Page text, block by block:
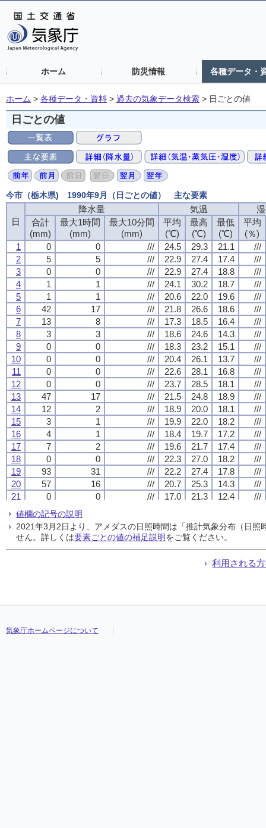
ホーム 防災情報 各種データ・
ホーム > 各種データ・資料 > 過去の気象データ検索 > 日ごとの値
日ごとの値
今市（栃木県) 1990年9月（日ごとの値） 主な要素
日
降水量 気温
合計
(mm)
最大1時間
(mm)
最大10分間
(mm)
平均
(℃)
最高
(℃)
最低
(℃)
平均
(％)
1
0 0 /// 24.5 29.3 21.1
///
2
5 5 /// 22.9 27.4 17.4
///
3
0 0 /// 22.9 27.4 18.8
///
4
1 1 /// 24.1 30.2 18.7
///
5
1 1 /// 20.6 22.0 19.6
///
6
42 17 /// 21.8 26.6 18.6
///
7
13 8 /// 17.3 18.5 16.4
///
8
3 3 /// 18.6 24.6 14.3
///
9
0 0 /// 18.3 23.2 15.1
///
10
0 0 /// 20.4 26.1 13.7
///
11
0 0 /// 22.6 28.1 16.8
///
12
0 0 /// 23.7 28.5 18.1
///
13
47 17 /// 21.5 24.8 18.9
///
14
12 2 /// 18.9 20.0 18.1
///
15
3 1 /// 19.9 22.0 18.2
///
16
4 1 /// 18.4 19.7 17.2
///
17
7 2 /// 19.6 21.7 17.4
///
18
0 0 /// 22.3 27.0 18.2
///
19
93 31 /// 22.2 27.4 17.8
///
20
57 16 /// 20.7 25.3 14.3
///
21
0 0 /// 17.0 21.3 12.4
///
22
0
23
0 0 /// 18.1 24.2 12.0
///
24
0 0 /// 19.8 25.1 13.8
///
13.5
///
30
118 13 /// 16.0 16.6 15.5 ///
日
降水量 気温
合計
(mm)
最大1時間
(mm)
最大10分間
(mm)
平均
(℃)
最高
(℃)
最低
(℃)
平均
(％)
1
0 0 /// 24.5 29.3 21.1
///
2
5 5 /// 22.9 27.4 17.4
///
3
0 0 /// 22.9 27.4 18.8
///
4
1 1 /// 24.1 30.2 18.7
///
5
1 1 /// 20.6 22.0 19.6
///
6
42 17 /// 21.8 26.6 18.6
///
7
13 8 /// 17.3 18.5 16.4
///
8
3 3 /// 18.6 24.6 14.3
///
9
0 0 /// 18.3 23.2 15.1
///
10
0 0 /// 20.4 26.1 13.7
///
11
0 0 /// 22.6 28.1 16.8
///
12
0 0 /// 23.7 28.5 18.1
///
13
47 17 /// 21.5 24.8 18.9
///
14
12 2 /// 18.9 20.0 18.1
///
15
3 1 /// 19.9 22.0 18.2
///
16
4 1 /// 18.4 19.7 17.2
///
17
7 2 /// 19.6 21.7 17.4
///
18
0 0 /// 22.3 27.0 18.2
///
19
93 31 /// 22.2 27.4 17.8
///
20
57 16 /// 20.7 25.3 14.3
///
21
0 0 /// 17.0 21.3 12.4
///
22
0
23
0 0 /// 18.1 24.2 12.0
///
24
0 0 /// 19.8 25.1 13.8
///
13.5
///
30
118 13 /// 16.0 16.6 15.5 ///
日
降水量 気温
合計
(mm)
最大1時間
(mm)
最大10分間
(mm)
平均
(℃)
最高
(℃)
最低
(℃)
平均
(％)
1
0 0 /// 24.5 29.3 21.1
///
2
5 5 /// 22.9 27.4 17.4
///
3
0 0 /// 22.9 27.4 18.8
///
4
1 1 /// 24.1 30.2 18.7
///
5
1 1 /// 20.6 22.0 19.6
///
6
42 17 /// 21.8 26.6 18.6
///
7
13 8 /// 17.3 18.5 16.4
///
8
3 3 /// 18.6 24.6 14.3
///
9
0 0 /// 18.3 23.2 15.1
///
10
0 0 /// 20.4 26.1 13.7
///
11
0 0 /// 22.6 28.1 16.8
///
12
0 0 /// 23.7 28.5 18.1
///
13
47 17 /// 21.5 24.8 18.9
///
14
12 2 /// 18.9 20.0 18.1
///
15
3 1 /// 19.9 22.0 18.2
///
16
4 1 /// 18.4 19.7 17.2
///
17
7 2 /// 19.6 21.7 17.4
///
18
0 0 /// 22.3 27.0 18.2
///
19
93 31 /// 22.2 27.4 17.8
///
20
57 16 /// 20.7 25.3 14.3
///
21
0 0 /// 17.0 21.3 12.4
///
22
0
23
0 0 /// 18.1 24.2 12.0
///
24
0 0 /// 19.8 25.1 13.8
///
13.5
///
30
118 13 /// 16.0 16.6 15.5 ///
日
降水量 気温
合計
(mm)
最大1時間
(mm)
最大10分間
(mm)
平均
(℃)
最高
(℃)
最低
(℃)
平均
(％)
1
0 0 /// 24.5 29.3 21.1
///
2
5 5 /// 22.9 27.4 17.4
///
3
0 0 /// 22.9 27.4 18.8
///
4
1 1 /// 24.1 30.2 18.7
///
5
1 1 /// 20.6 22.0 19.6
///
6
42 17 /// 21.8 26.6 18.6
///
7
13 8 /// 17.3 18.5 16.4
///
8
3 3 /// 18.6 24.6 14.3
///
9
0 0 /// 18.3 23.2 15.1
///
10
0 0 /// 20.4 26.1 13.7
///
11
0 0 /// 22.6 28.1 16.8
///
12
0 0 /// 23.7 28.5 18.1
///
13
47 17 /// 21.5 24.8 18.9
///
14
12 2 /// 18.9 20.0 18.1
///
15
3 1 /// 19.9 22.0 18.2
///
16
4 1 /// 18.4 19.7 17.2
///
17
7 2 /// 19.6 21.7 17.4
///
18
0 0 /// 22.3 27.0 18.2
///
19
93 31 /// 22.2 27.4 17.8
///
20
57 16 /// 20.7 25.3 14.3
///
21
0 0 /// 17.0 21.3 12.4
///
22
0
23
0 0 /// 18.1 24.2 12.0
///
24
0 0 /// 19.8 25.1 13.8
///
13.5
///
30
118 13 /// 16.0 16.6 15.5 ///
値欄の記号の説明
2021年3月2日より、アメダスの日照時間は「推計気象分布（日
せん。詳しくは要素ごとの値の補足説明をご覧ください。
利用される
気象庁ホームページについて